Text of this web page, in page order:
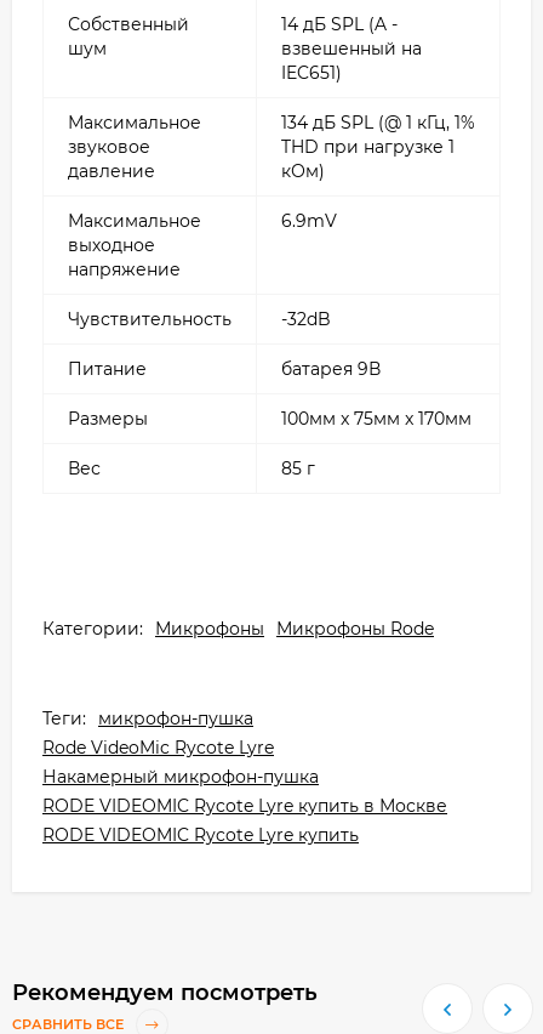
Собственный
шум
14 дБ SPL (A -
взвешенный на
IEC651)
Максимальное
звуковое
давление
134 дБ SPL (@ 1 кГц, 1%
THD при нагрузке 1
кОм)
Максимальное
выходное
напряжение
6.9mV
Чувствительность -32dB
Питание батарея 9В
Размеры 100мм x 75мм x 170мм
Вес 85 г
Категории: Микрофоны Микрофоны Rode
Теги:
микрофон-пушка
Rode VideoMic Rycote Lyre
Накамерный микрофон-пушка
RODE VIDEOMIC Rycote Lyre купить в Москве
RODE VIDEOMIC Rycote Lyre купить
Рекомендуем посмотреть
СРАВНИТЬ ВСЕ